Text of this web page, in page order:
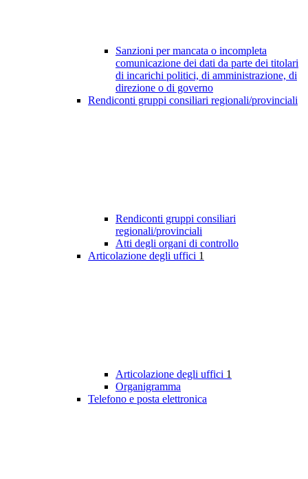
Sanzioni per mancata o incompleta
comunicazione dei dati da parte dei titolari
di incarichi politici, di amministrazione, di
direzione o di governo
Rendiconti gruppi consiliari regionali/provinciali
Rendiconti gruppi consiliari
regionali/provinciali
Atti degli organi di controllo
Articolazione degli uffici 1
Articolazione degli uffici 1
Organigramma
Telefono e posta elettronica